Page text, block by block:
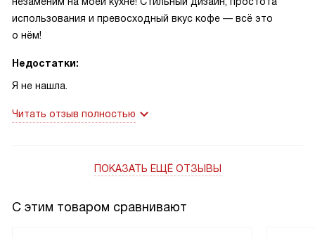
использования и превосходный вкус кофе — всё это
о нём!
Недостатки:
Я не нашла.
Читать отзыв полностью
ПОКАЗАТЬ ЕЩЁ ОТЗЫВЫ
С этим товаром сравнивают